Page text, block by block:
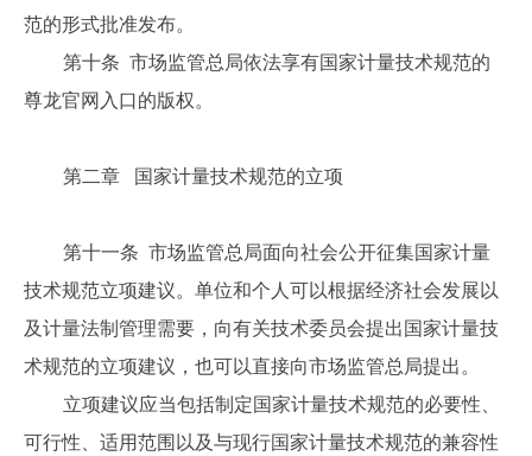
范的形式批准发布。
第十条 市场监管总局依法享有国家计量技术规范的
尊龙官网入口的版权。
第二章 国家计量技术规范的立项
第十一条 市场监管总局面向社会公开征集国家计量
技术规范立项建议。单位和个人可以根据经济社会发展以
及计量法制管理需要，向有关技术委员会提出国家计量技
术规范的立项建议，也可以直接向市场监管总局提出。
立项建议应当包括制定国家计量技术规范的必要性、
可行性、适用范围以及与现行国家计量技术规范的兼容性